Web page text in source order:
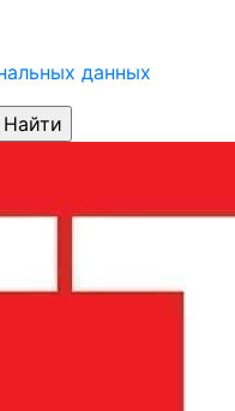
данных